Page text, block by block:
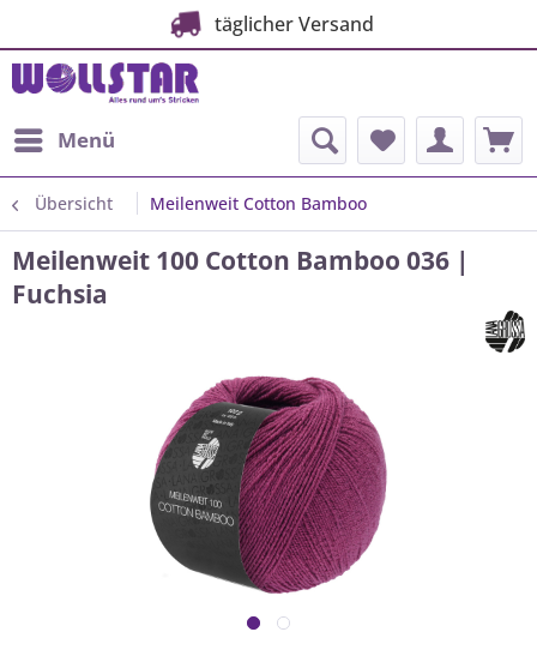
täglicher Versand
Menü
Übersicht Meilenweit Cotton Bamboo
Meilenweit 100 Cotton Bamboo 036 |
Fuchsia